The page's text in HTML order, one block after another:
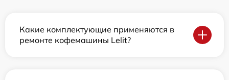
Какие комплектующие применяются в
ремонте кофемашины Lelit?